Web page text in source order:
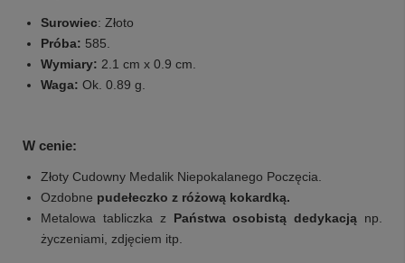
Surowiec: Złoto
Próba: 585.
Wymiary: 2.1 cm x 0.9 cm.
Waga: Ok. 0.89 g.
W cenie:
Złoty Cudowny Medalik Niepokalanego Poczęcia.
Ozdobne pudełeczko z różową kokardką.
Metalowa tabliczka z Państwa osobistą dedykacją np.
życzeniami, zdjęciem itp.